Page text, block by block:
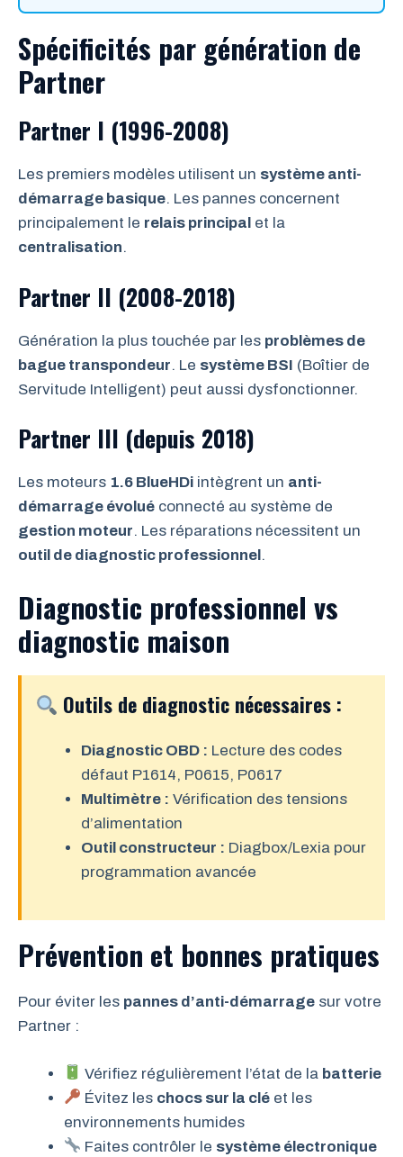
Spécificités par génération de
Partner
Partner I (1996-2008)
Les premiers modèles utilisent un système anti-
démarrage basique. Les pannes concernent
principalement le relais principal et la
centralisation.
Partner II (2008-2018)
Génération la plus touchée par les problèmes de
bague transpondeur. Le système BSI (Boîtier de
Servitude Intelligent) peut aussi dysfonctionner.
Partner III (depuis 2018)
Les moteurs 1.6 BlueHDi intègrent un anti-
démarrage évolué connecté au système de
gestion moteur. Les réparations nécessitent un
outil de diagnostic professionnel.
Diagnostic professionnel vs
diagnostic maison
Outils de diagnostic nécessaires :
Diagnostic OBD : Lecture des codes
défaut P1614, P0615, P0617
Multimètre : Vérification des tensions
d’alimentation
Outil constructeur : Diagbox/Lexia pour
programmation avancée
Prévention et bonnes pratiques
Pour éviter les pannes d’anti-démarrage sur votre
Partner :
Vérifiez régulièrement l’état de la batterie
Évitez les chocs sur la clé et les
environnements humides
Faites contrôler le système électronique